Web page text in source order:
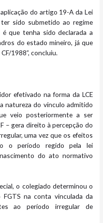
do artigo 19-A da Lei
sido submetido ao regime
que tenha sido declarada a
do estado mineiro, já que
1988”, concluiu.
efetivado na forma da LCE
natureza do vínculo admitido
veio posteriormente a ser
– gera direito à percepção do
uma vez que os efeitos
o período regido pela lei
do ato normativo
o colegiado determinou o
na conta vinculada da
ao período irregular de